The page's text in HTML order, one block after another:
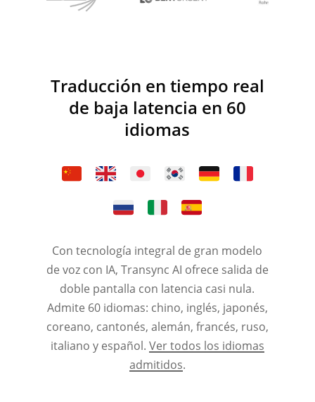
Traducción en tiempo real
de baja latencia en 60
idiomas
Con tecnología integral de gran modelo
de voz con IA, Transync AI ofrece salida de
doble pantalla con latencia casi nula.
Admite 60 idiomas: chino, inglés, japonés,
coreano, cantonés, alemán, francés, ruso,
italiano y español. Ver todos los idiomas
admitidos.